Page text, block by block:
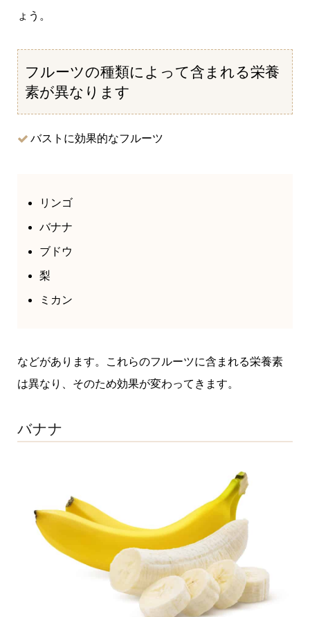
ょう。
フルーツの種類によって含まれる栄養
素が異なります
バストに効果的なフルーツ
リンゴ
バナナ
ブドウ
梨
ミカン
などがあります。これらのフルーツに含まれる栄養素
は異なり、そのため効果が変わってきます。
バナナ